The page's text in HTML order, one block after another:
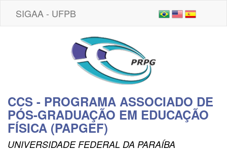
SIGAA - UFPB
CCS - PROGRAMA ASSOCIADO DE
PÓS-GRADUAÇÃO EM EDUCAÇÃO
FÍSICA (PAPGEF)
UNIVERSIDADE FEDERAL DA PARAÍBA